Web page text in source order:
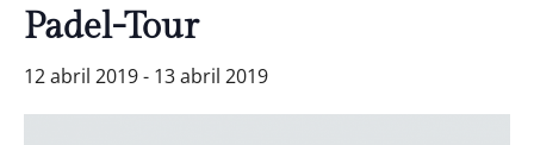
Padel-Tour
12 abril 2019- 13 abril 2019